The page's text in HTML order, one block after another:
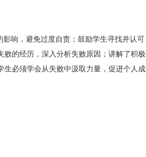
响，避免过度自责；鼓励学生寻找并认可
的经历，深入分析失败原因；讲解了积极
必须学会从失败中汲取力量，促进个人成